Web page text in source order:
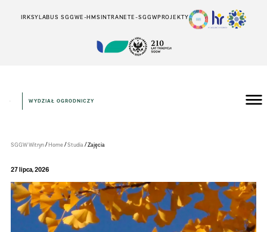
IRKSYLABUS SGGWE-HMSINTRANETE-SGGWPROJEKTY
WYDZIAŁ OGRODNICZY
SGGW Witryn/Home/Studia/Zajęcia
27 lipca, 2026